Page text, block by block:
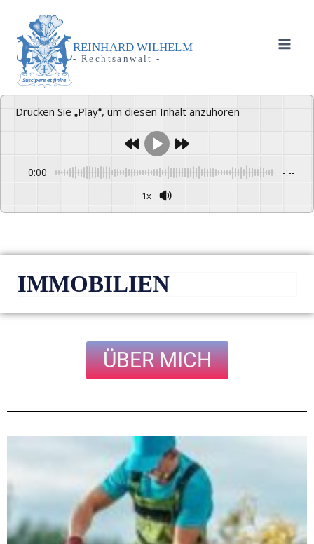
REINHARD WILHELM
- Rechtsanwalt -
Drücken Sie „Play“, um diesen Inhalt anzuhören
0:00 -:--
1x
IMMOBILIEN
ÜBER MICH